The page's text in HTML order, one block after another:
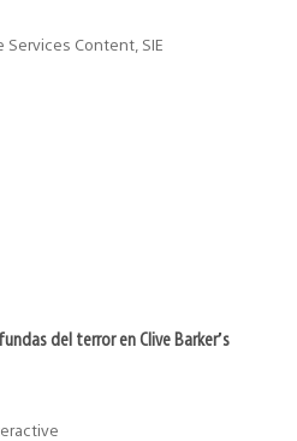
Services Content, SIE
del terror en Clive Barker’s